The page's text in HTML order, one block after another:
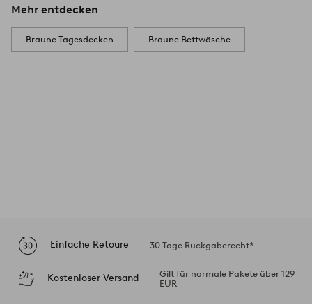
Mehr entdecken
Braune Tagesdecken Braune Bettwäsche
Einfache Retoure 30 Tage Rückgaberecht*
Kostenloser Versand
Gilt für normale Pakete über 129
EUR